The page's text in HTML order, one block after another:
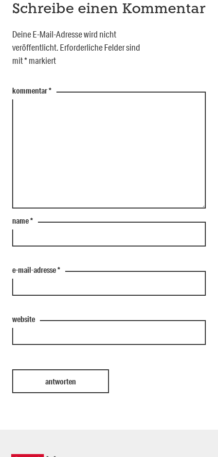
Schreibe einen Kommentar
Deine E-Mail-Adresse wird nicht
veröffentlicht. Erforderliche Felder sind
mit*markiert
kommentar*
name*
e-mail-adresse*
website